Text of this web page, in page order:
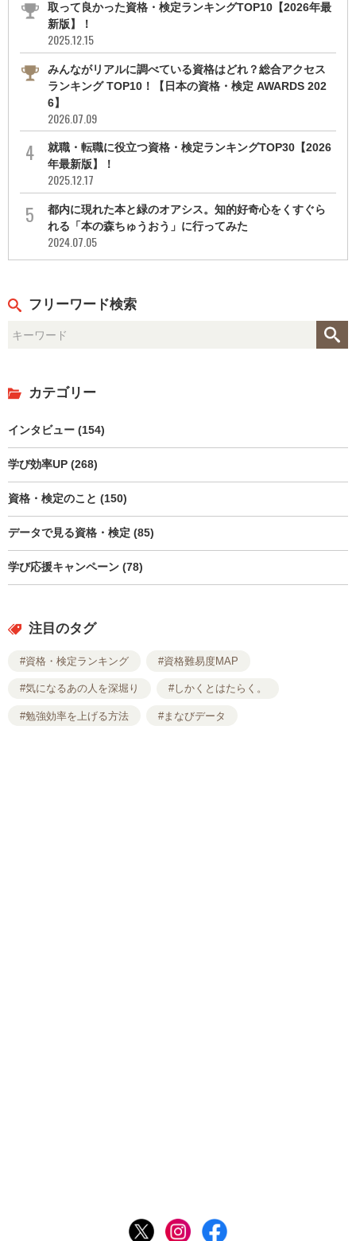
取って良かった資格・検定ランキングTOP10【2026年最
新版】！
2025.12.15
みんながリアルに調べている資格はどれ？総合アクセス
ランキング TOP10！【日本の資格・検定 AWARDS 202
6】
2026.07.09
就職・転職に役立つ資格・検定ランキングTOP30【2026
年最新版】！
2025.12.17
都内に現れた本と緑のオアシス。知的好奇心をくすぐら
れる「本の森ちゅうおう」に行ってみた
2024.07.05
フリーワード検索
カテゴリー
インタビュー (154)
学び効率UP (268)
資格・検定のこと (150)
データで見る資格・検定 (85)
学び応援キャンペーン (78)
注目のタグ
#資格・検定ランキング #資格難易度MAP
#気になるあの人を深堀り #しかくとはたらく。
#勉強効率を上げる方法 #まなびデータ